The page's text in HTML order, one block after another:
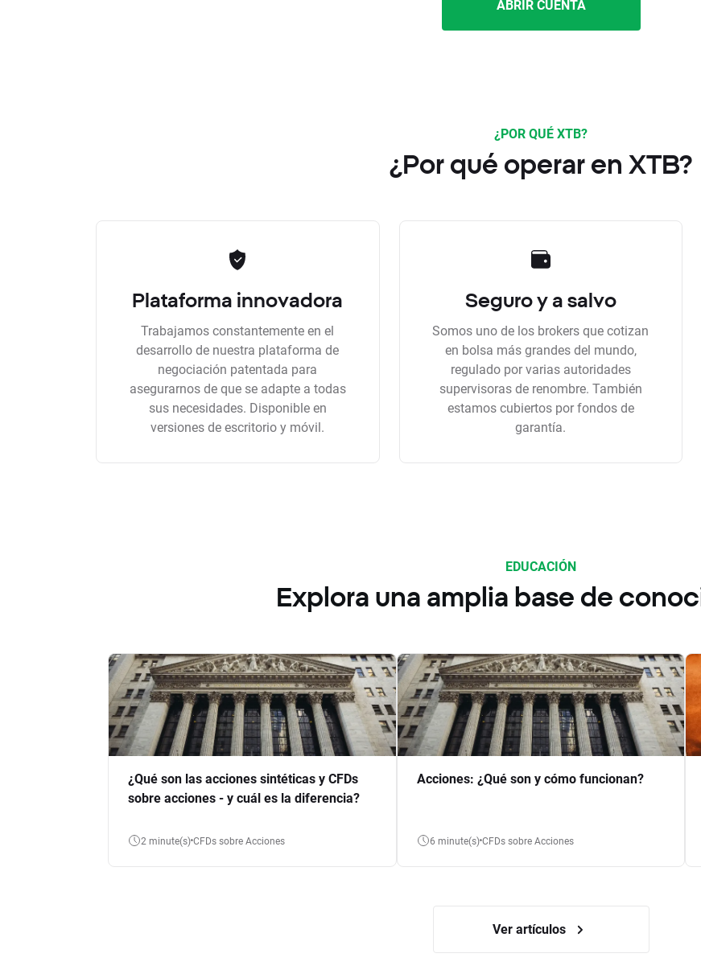
ABRIR CUENTA
¿POR QUÉ XTB?
¿Por qué operar en XTB?
Plataforma innovadora
Trabajamos constantemente en el
desarrollo de nuestra plataforma de
negociación patentada para
asegurarnos de que se adapte a todas
sus necesidades. Disponible en
versiones de escritorio y móvil.
Seguro y a salvo
Somos uno de los brokers que cotizan
en bolsa más grandes del mundo,
regulado por varias autoridades
supervisoras de renombre. También
estamos cubiertos por fondos de
garantía.
EDUCACIÓN
Explora una amplia base de
¿Qué son las acciones sintéticas y CFDs
sobre acciones - y cuál es la diferencia?
2 minute(s) CFDs sobre Acciones
Acciones: ¿Qué son y cómo funcionan?
6 minute(s) CFDs sobre Acciones
Ver artículos